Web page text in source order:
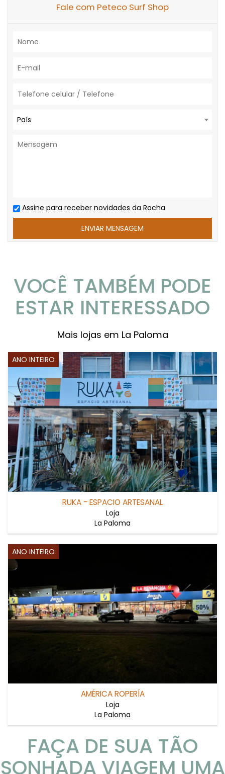
Fale com Peteco Surf Shop
País
Assine para receber novidades da Rocha
VOCÊ TAMBÉM PODE
ESTAR INTERESSADO
Mais lojas em La Paloma
ANO INTEIRO
RUKA - ESPACIO ARTESANAL
Loja
La Paloma
ANO INTEIRO
AMÉRICA ROPERÍA
Loja
La Paloma
FAÇA DE SUA TÃO
SONHADA VIAGEM UMA